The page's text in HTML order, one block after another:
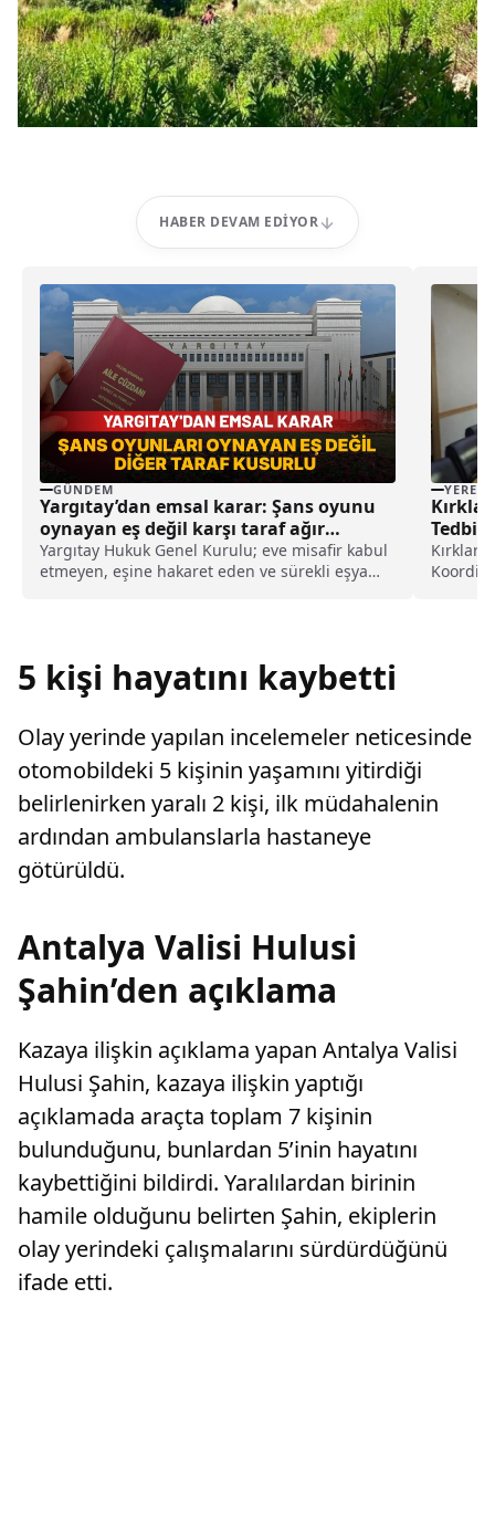
HABER DEVAM EDIYOR
GÜNDEM
Yargıtay’dan emsal karar: Şans oyunu
oynayan eş değil karşı taraf ağır
kusurlu sayıldı
Yargıtay Hukuk Genel Kurulu; eve misafir kabul
etmeyen, eşine hakaret eden ve sürekli eşya
YEREL
5 kişi hayatını kaybetti
Olay yerinde yapılan incelemeler neticesinde
otomobildeki 5 kişinin yaşamını yitirdiği
belirlenirken yaralı 2 kişi, ilk müdahalenin
ardından ambulanslarla hastaneye
götürüldü.
Antalya Valisi Hulusi
Şahin’den açıklama
Kazaya ilişkin açıklama yapan Antalya Valisi
Hulusi Şahin, kazaya ilişkin yaptığı
açıklamada araçta toplam 7 kişinin
bulunduğunu, bunlardan 5’inin hayatını
kaybettiğini bildirdi. Yaralılardan birinin
hamile olduğunu belirten Şahin, ekiplerin
olay yerindeki çalışmalarını sürdürdüğünü
ifade etti.